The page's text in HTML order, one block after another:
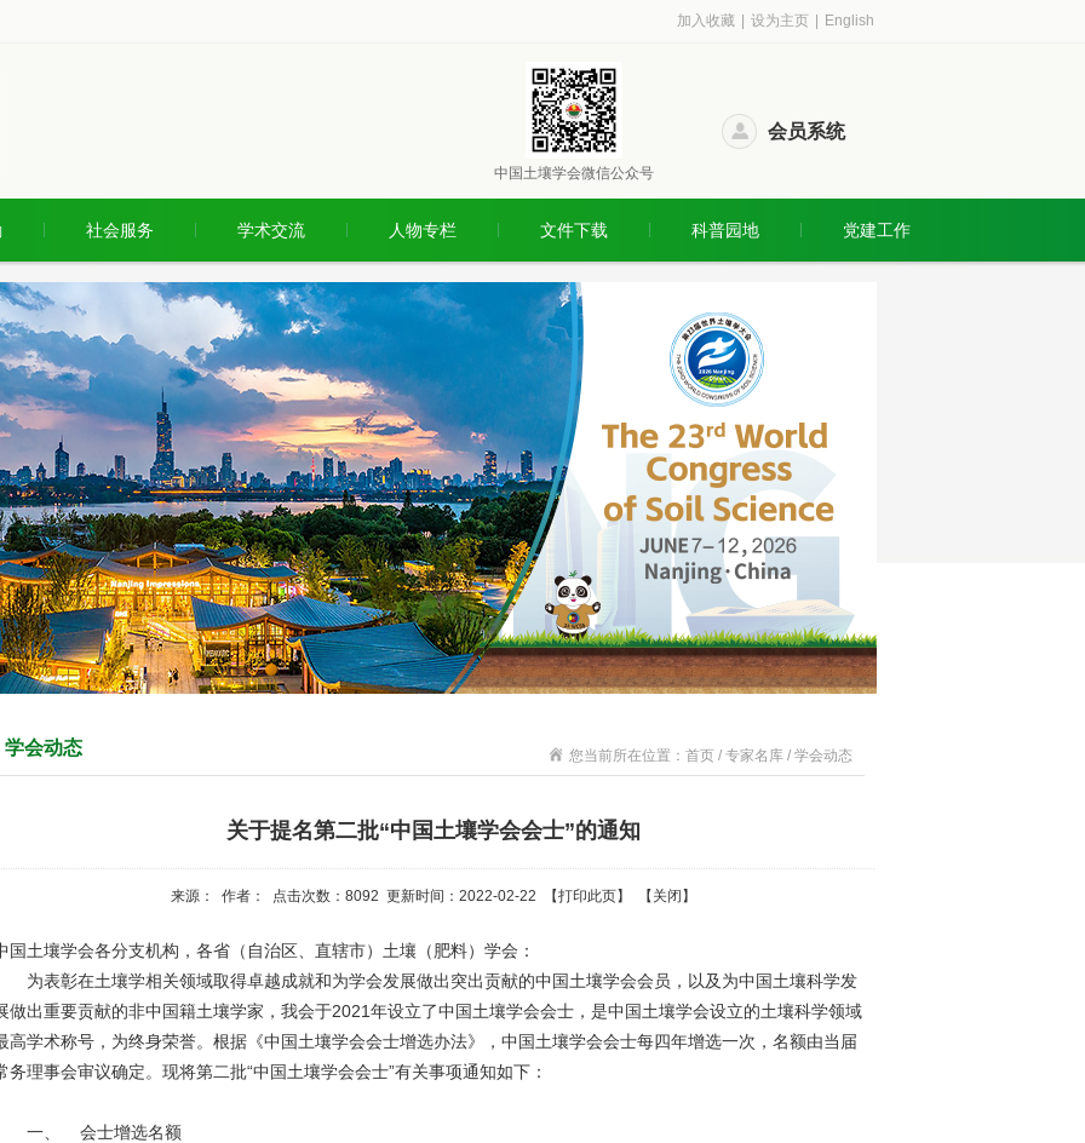
加入收藏 设为主页 English
会员系统
中国土壤学会微信公众号
社会服务 学术交流 人物专栏 文件下载 科普园地 党建工作
学会动态 您当前所在位置：首页 / 专家名库 / 学会动态
关于提名第二批“中国土壤学会会士”的通知
来源： 作者： 点击次数： 8092 更新时间：2022-02-22 【打印此页】 【 关闭 】
国土壤学会各分支机构，各省（自治区、直辖市）土壤（肥料）学会：
为表彰在土壤学相关领域取得卓越成就和为学会发展做出突出贡献的中国土壤学会会员，以及为中国土壤科学发
做出重要贡献的非中国籍土壤学家，我会于2021年设立了中国土壤学会会士，是中国土壤学会设立的土壤科学领域
高学术称号，为终身荣誉。根据《中国土壤学会会士增选办法》，中国土壤学会会士每四年增选一次，名额由当届
务理事会审议确定。现将第二批“中国土壤学会会士”有关事项通知如下：
一、 会士增选名额